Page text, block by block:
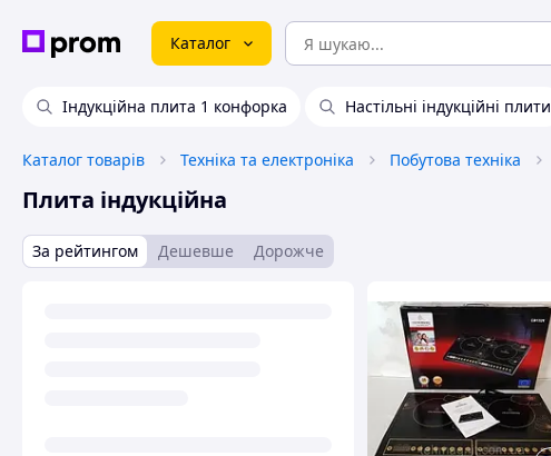
Каталог
Індукційна плита 1 конфорка Настільні індукційні плити
Каталог товарів Техніка та електроніка Побутова техніка
Плита індукційна
За рейтингом Дешевше Дорожче